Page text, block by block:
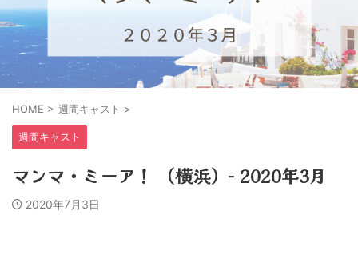
HOME > 週間キャスト >
週間キャスト
マンマ・ミーア！ （横浜）− 2020年3月
2020年7月3日